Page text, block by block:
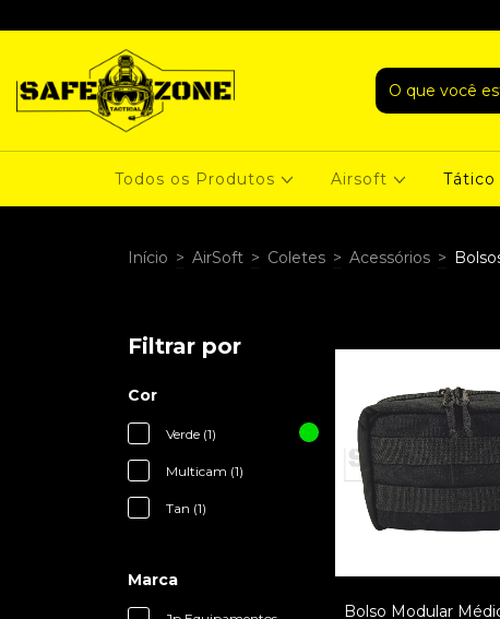
Todos os Produtos Airsoft
Início > AirSoft > Coletes > Acessórios >
Filtrar por
Cor
Verde (1)
Multicam (1)
Tan (1)
Marca
Bolso Modular